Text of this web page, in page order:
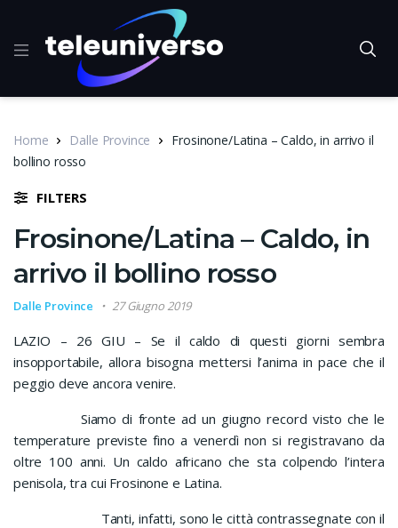
Home Dalle Province
Frosinone/Latina – Caldo, in arrivo il
bollino rosso
FILTERS
Frosinone/Latina – Caldo, in
arrivo il bollino rosso
Dalle Province 27 Giugno 2019
LAZIO – 26 GIU – Se il caldo di questi giorni sembra
insopportabile, allora bisogna mettersi l’anima in pace che il
peggio deve ancora venire.
Siamo di fronte ad un giugno record visto che le
temperature previste fino a venerdì non si registravano da
oltre 100 anni. Un caldo africano che sta colpendo l’intera
penisola, tra cui Frosinone e Latina.
Tanti, infatti, sono le città contrassegnate con il